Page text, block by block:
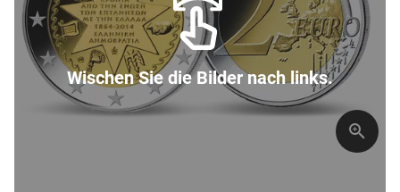
Wischen Sie die Bilder nach links.